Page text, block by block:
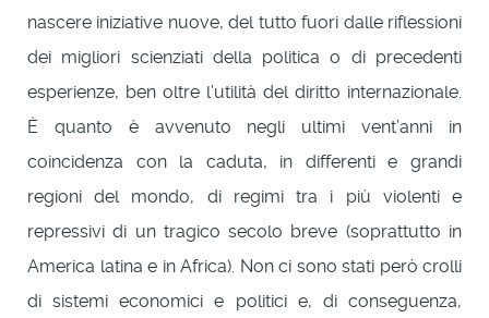
nascere iniziative nuove, del tutto fuori dalle riflessioni
dei migliori scienziati della politica o di precedenti
esperienze, ben oltre l’utilità del diritto internazionale.
È quanto è avvenuto negli ultimi vent’anni in
coincidenza con la caduta, in differenti e grandi
regioni del mondo, di regimi tra i più violenti e
repressivi di un tragico secolo breve (soprattutto in
America latina e in Africa). Non ci sono stati però crolli
di sistemi economici e politici e, di conseguenza,